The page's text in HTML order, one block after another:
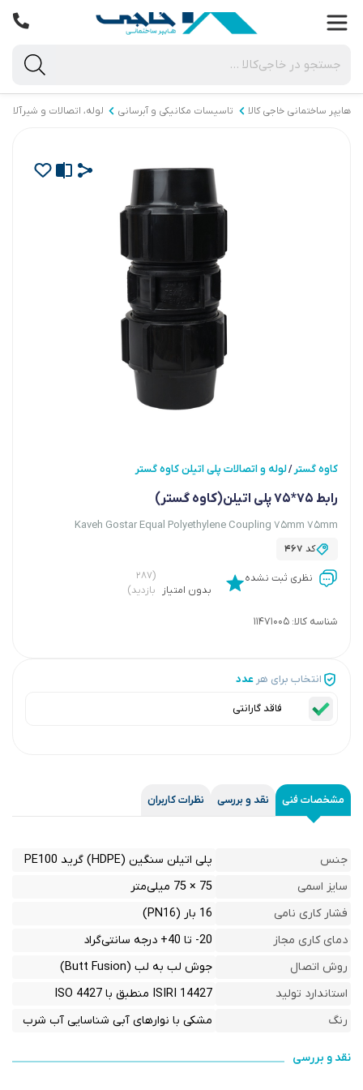
هایپر ساختمانی خاجی‌ کالا تاسیسات مکانیکی و آبرسانی لوله، اتصالات و شیرآلات
کاوه گستر /لوله و اتصالات پلی اتیلن کاوه گستر
رابط 75*75 پلی اتیلن(کاوه گستر)
Kaveh Gostar Equal Polyethylene Coupling 75mm 75mm
کد 467
نظری ثبت نشده
بدون امتیاز
(۲۸۷
بازدید)
شناسه کالا: 11471005
انتخاب برای هر عدد
فاقد گارانتی
مشخصات فنی نقد و بررسی نظرات کاربران
جنس
پلی اتیلن سنگین (HDPE) گرید PE100
سایز اسمی
75 × 75 میلی‌متر
فشار کاری نامی
16 بار (PN16)
دمای کاری مجاز
20- تا 40+ درجه سانتی‌گراد
روش اتصال
جوش لب به لب (Butt Fusion)
استاندارد تولید
ISIRI 14427 منطبق با ISO 4427
رنگ
مشکی با نوارهای آبی شناسایی آب شرب
نقد و بررسی